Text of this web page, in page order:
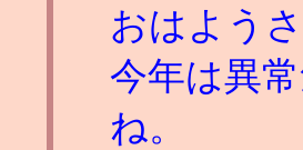
おはよう
今年は異
ね。